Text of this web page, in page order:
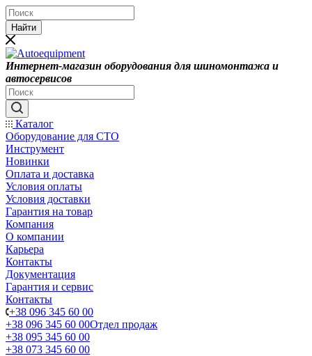
Найти
Интернет-магазин оборудования для шиномонтажа и
автосервисов
Каталог
Оборудование для СТО
Инструмент
Новинки
Оплата и доставка
Условия оплаты
Условия доставки
Гарантия на товар
Компания
О компании
Карьера
Контакты
Документация
Гарантия и сервис
Контакты
+38 096 345 60 00
+38 096 345 60 00Отдел продаж
+38 095 345 60 00
+38 073 345 60 00